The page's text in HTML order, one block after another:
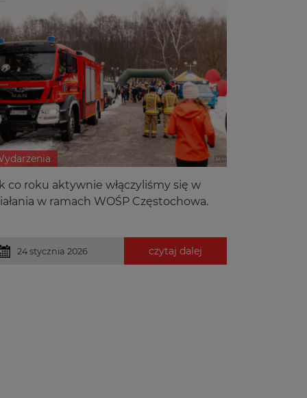
co roku aktywnie włączyliśmy się w
w ramach WOŚP Częstochowa.
24 stycznia 2026 czytaj dalej